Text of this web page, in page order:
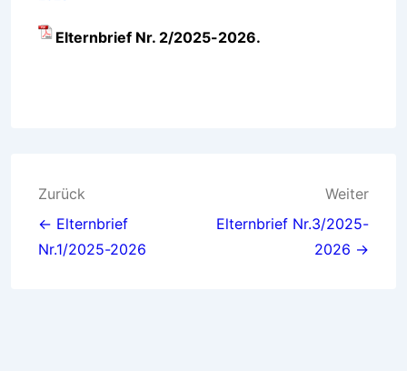
Elternbrief Nr. 2/2025-2026.
Beitragsnavigation
Zurück
← Elternbrief
Nr.1/2025-2026
Weiter
Elternbrief Nr.3/2025-
2026 →